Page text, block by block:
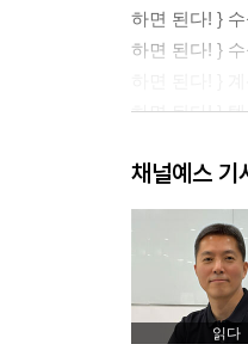
하면 된다! }
하면 된다! }
하면 된다! }
하면 된다! }
하면 된다! }
하면 된다! }
하면 된다! }
02-3 상대참
하면 된다! }
채널예스 기
읽다